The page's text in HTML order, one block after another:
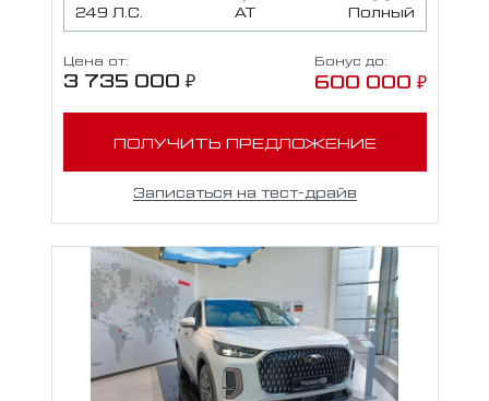
249 Л.С. АТ Полный
Цена от:
3 735 000 ₽
Бонус до:
600 000 ₽
ПОЛУЧИТЬ ПРЕДЛОЖЕНИЕ
Записаться на тест-драйв